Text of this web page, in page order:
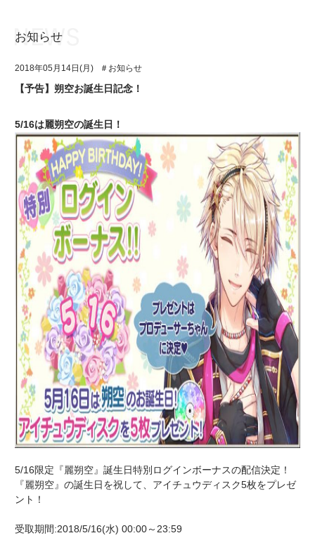
アプリゲーム
イベント・キャンペーン
ミュージック
グッズ・本
ギャラリー
ユニット&キャラクター
アプリゲーム
イベント・キャンペーン
ミュージック
グッズ・本
ギャラリー
お知らせ
2018年05月14日(月) ＃お知らせ
【予告】朔空お誕生日記念！
5/16は麗朔空の誕生日！
5/16限定『麗朔空』誕生日特別ログインボーナスの配信決定！
『麗朔空』の誕生日を祝して、アイチュウディスク5枚をプレゼ
ント！
受取期間:2018/5/16(水) 00:00～23:59